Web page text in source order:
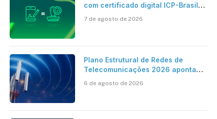
com certificado digital ICP-Brasil
cartório
7 de agosto de 2026
Plano Estrutural de Redes de
Telecomunicações 2026 aponta
mantém desafio
6 de agosto de 2026